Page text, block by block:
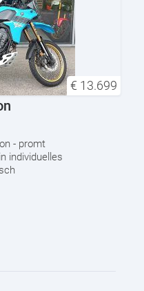
€ 13.699
- promt
individuelles